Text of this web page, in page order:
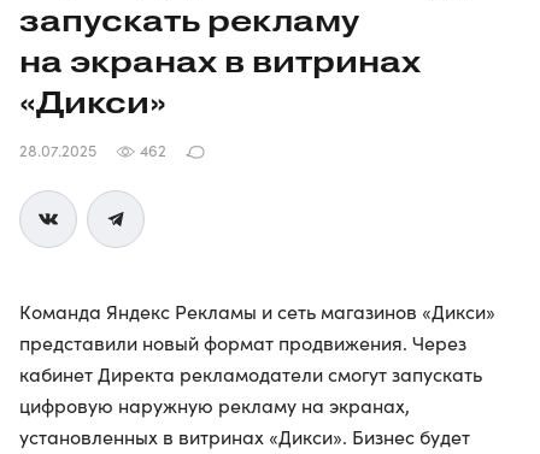
запускать рекламу
на экранах в витринах
«Дикси»
28.07.2025 462
Команда Яндекс Рекламы и сеть магазинов «Дикси»
представили новый формат продвижения. Через
кабинет Директа рекламодатели смогут запускать
цифровую наружную рекламу на экранах,
установленных в витринах «Дикси». Бизнес будет